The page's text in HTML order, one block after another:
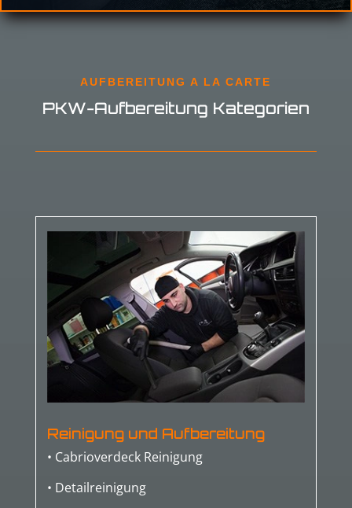
AUFBEREITUNG A LA CARTE
PKW-Aufbereitung Kategorien
Reinigung und Aufbereitung
• Cabrioverdeck Reinigung
• Detailreinigung